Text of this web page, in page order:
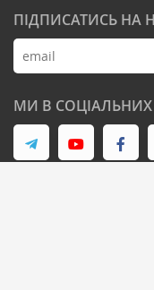
ПІДПИСАТИСЬ НА
МИ В